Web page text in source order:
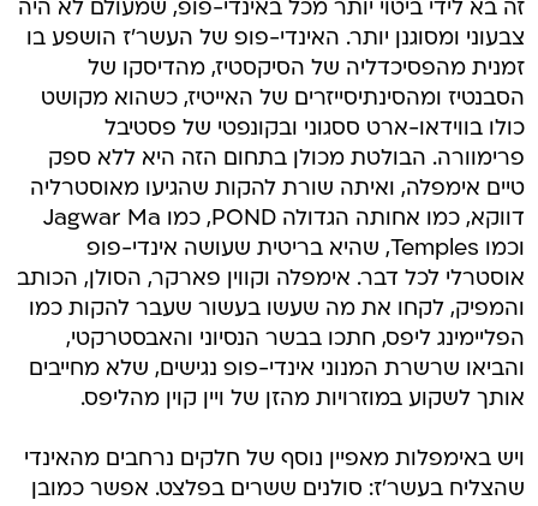
זה בא לידי ביטוי יותר מכל באינדי-פופ, שמעולם לא היה
צבעוני ומסוגנן יותר. האינדי-פופ של העשר'ז הושפע בו
זמנית מהפסיכדליה של הסיקסטיז, מהדיסקו של
הסבנטיז ומהסינתיסייזרים של האייטיז, כשהוא מקושט
כולו בווידאו-ארט ססגוני ובקונפטי של פסטיבל
פרימוורה. הבולטת מכולן בתחום הזה היא ללא ספק
טיים אימפלה, ואיתה שורת להקות שהגיעו מאוסטרליה
דווקא, כמו אחותה הגדולה POND, כמו Jagwar Ma
וכמו Temples, שהיא בריטית שעושה אינדי-פופ
אוסטרלי לכל דבר. אימפלה וקווין פארקר, הסולן, הכותב
והמפיק, לקחו את מה שעשו בעשור שעבר להקות כמו
הפליימינג ליפס, חתכו בבשר הנסיוני והאבסטרקטי,
והביאו שרשרת המנוני אינדי-פופ נגישים, שלא מחייבים
אותך לשקוע במוזרויות מהזן של ויין קוין מהליפס.
ויש באימפלות מאפיין נוסף של חלקים נרחבים מהאינדי
שהצליח בעשר'ז: סולנים ששרים בפלצט. אפשר כמובן